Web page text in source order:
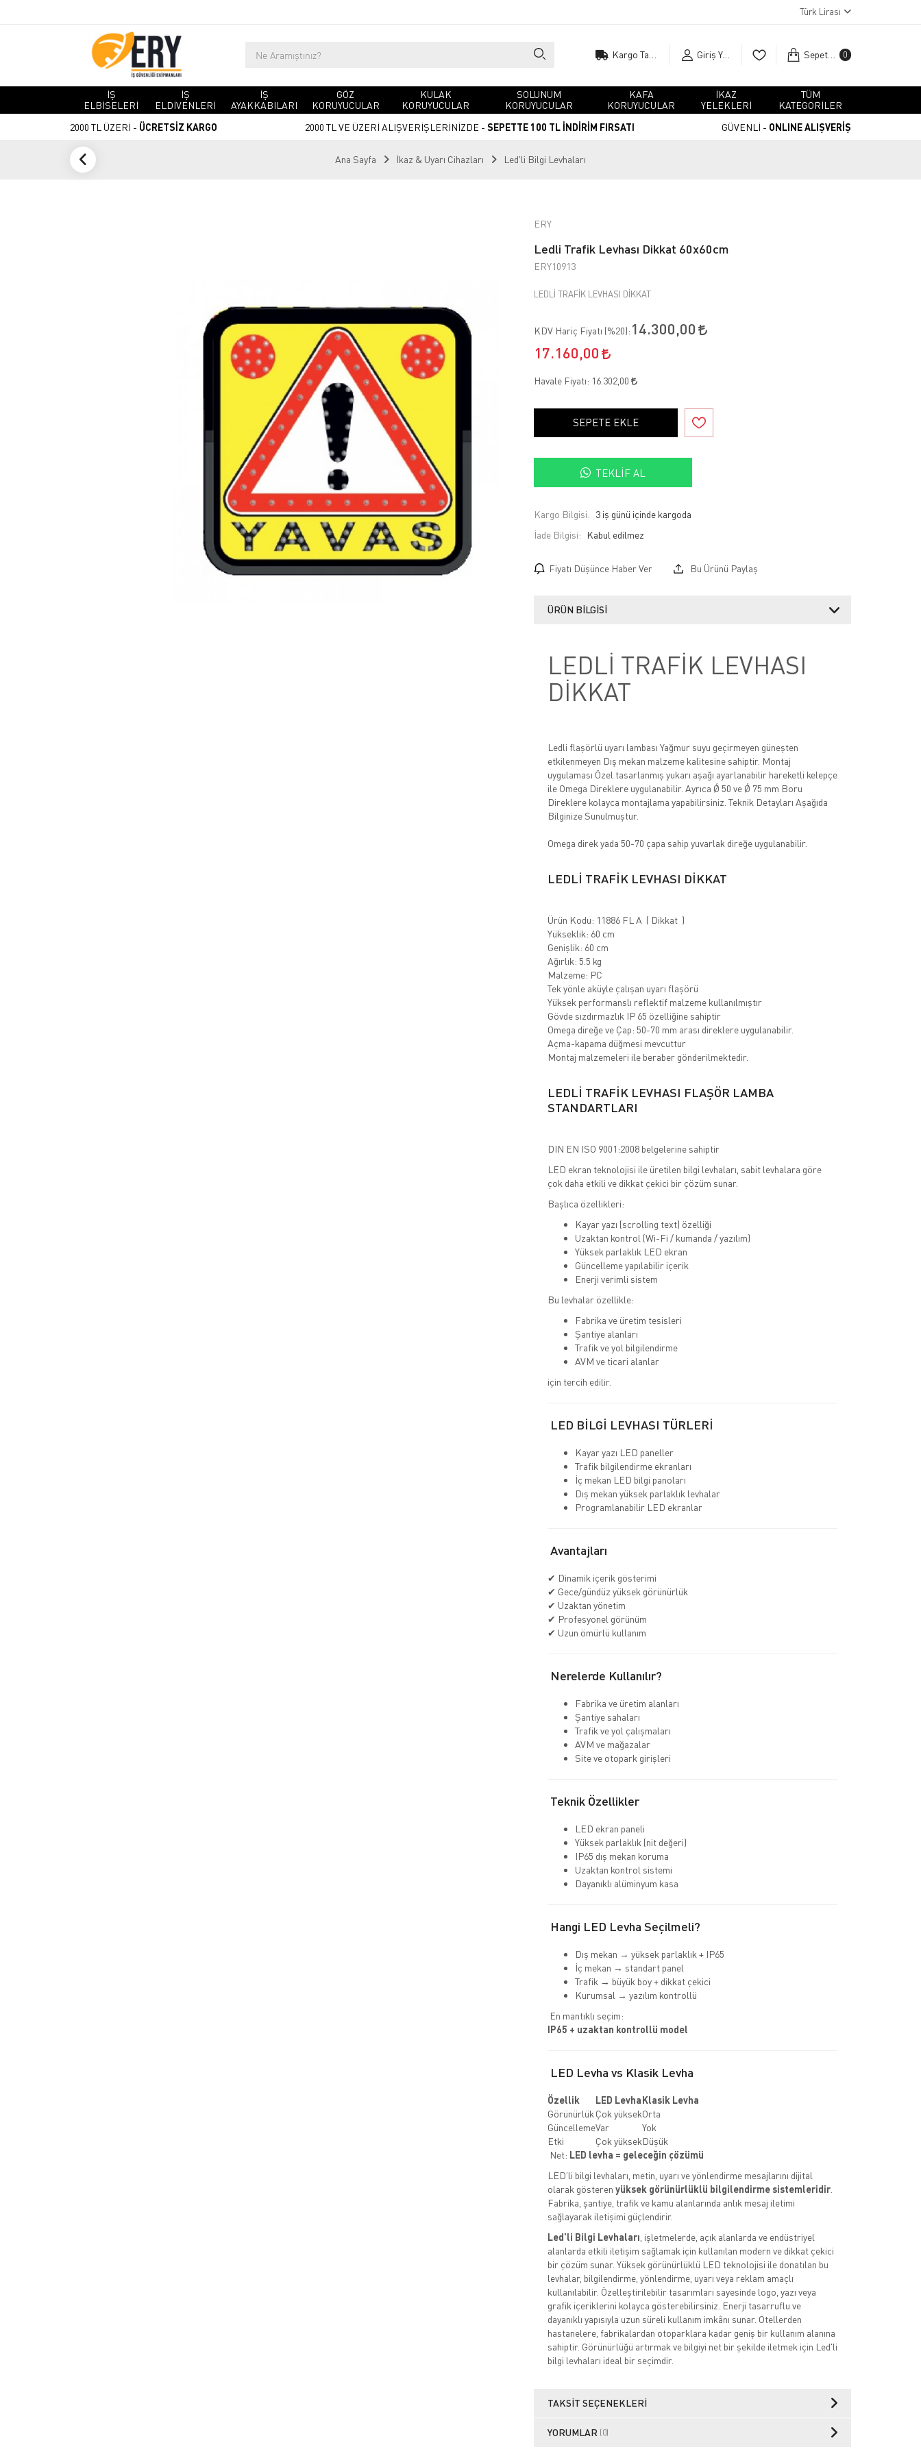
Türk Lirası
Giriş Yap Sepetim 0
İŞ
ELBİSELERİ
İŞ
ELDİVENLERİ
İŞ
AYAKKABILARI
GÖZ
KORUYUCULAR
KULAK
KORUYUCULAR
SOLUNUM
KORUYUCULAR
KAFA
KORUYUCULAR
İKAZ
YELEKLERİ
TÜM
KATEGORİLER
2000 TL ÜZERİ - ÜCRETSİZ KARGO 2000 TL VE ÜZERİ ALIŞVERİŞLERİNİZDE - SEPETTE 100 TL İNDİRİM FIRSATI GÜVENLİ - ONLINE ALIŞVERİŞ
Ana Sayfa İkaz & Uyarı Cihazları Led'li Bilgi Levhaları
ERY
Ledli Trafik Levhası Dikkat 60x60cm
ERY10913
LEDLİ TRAFİK LEVHASI DİKKAT
KDV Hariç Fiyatı (%20): 14.300,00
17.160,00
Havale Fiyatı: 16.302,00
SEPETE EKLE
TEKLIF AL
Kargo Bilgisi: 3 iş günü içinde kargoda
İade Bilgisi:
Fiyatı Düşünce Haber Ver Bu Ürünü Paylaş
ÜRÜN BILGISI
LEDLİ TRAFİK LEVHASI
DİKKAT
Ledli flaşörlü uyarı lambası Yağmur suyu geçirmeyen güneşten
etkilenmeyen Dış mekan malzeme kalitesine sahiptir. Montaj
uygulaması Özel tasarlanmış yukarı aşağı ayarlanabilir hareketli kelepçe
ile Omega Direklere uygulanabilir. Ayrıca Ǿ 50 ve Ǿ 75 mm Boru
Direklere kolayca montajlama yapabilirsiniz. Teknik Detayları Aşağıda
Bilginize Sunulmuştur.
Omega direk yada 50-70 çapa sahip yuvarlak direğe uygulanabilir.
LEDLİ TRAFİK LEVHASI DİKKAT
Ürün Kodu: 11886 FL A ( Dikkat )
Yükseklik: 60 cm
Genişlik: 60 cm
Ağırlık: 5.5 kg
Malzeme: PC
Tek yönle aküyle çalışan uyarı flaşörü
Yüksek performanslı reflektif malzeme kullanılmıştır
Gövde sızdırmazlık IP 65 özelliğine sahiptir
Omega direğe ve Çap: 50-70 mm arası direklere uygulanabilir.
Açma-kapama düğmesi mevcuttur
Montaj malzemeleri ile beraber gönderilmektedir.
LEDLİ TRAFİK LEVHASI FLAŞÖR LAMBA
STANDARTLARI
DIN EN ISO 9001:2008 belgelerine sahiptir
LED ekran teknolojisi ile üretilen bilgi levhaları, sabit levhalara göre
çok daha etkili ve dikkat çekici bir çözüm sunar.
Başlıca özellikleri:
Kayar yazı (scrolling text) özelliği
Uzaktan kontrol (Wi-Fi / kumanda / yazılım)
Yüksek parlaklık LED ekran
Güncelleme yapılabilir içerik
Enerji verimli sistem
Bu levhalar özellikle:
Fabrika ve üretim tesisleri
Şantiye alanları
Trafik ve yol bilgilendirme
AVM ve ticari alanlar
için tercih edilir.
LED BİLGİ LEVHASI TÜRLERİ
Kayar yazı LED paneller
Trafik bilgilendirme ekranları
İç mekan LED bilgi panoları
Dış mekan yüksek parlaklık levhalar
Programlanabilir LED ekranlar
Avantajları
✔ Dinamik içerik gösterimi
✔ Gece/gündüz yüksek görünürlük
✔ Uzaktan yönetim
✔ Profesyonel görünüm
✔ Uzun ömürlü kullanım
Nerelerde Kullanılır?
Fabrika ve üretim alanları
Şantiye sahaları
Trafik ve yol çalışmaları
AVM ve mağazalar
Site ve otopark girişleri
Teknik Özellikler
LED ekran paneli
Yüksek parlaklık (nit değeri)
IP65 dış mekan koruma
Uzaktan kontrol sistemi
Dayanıklı alüminyum kasa
Hangi LED Levha Seçilmeli?
Dış mekan → yüksek parlaklık + IP65
İç mekan → standart panel
Trafik → büyük boy + dikkat çekici
Kurumsal → yazılım kontrollü
En mantıklı seçim:
IP65 + uzaktan kontrollü model
LED Levha vs Klasik Levha
Özellik LED LevhaKlasik Levha
Görünürlük Çok yüksekOrta
GüncellemeVar
Yok
Etki
Çok yüksekDüşük
Net: LED levha = geleceğin çözümü
LED’li bilgi levhaları, metin, uyarı ve yönlendirme mesajlarını dijital
olarak gösteren yüksek görünürlüklü bilgilendirme sistemleridir.
Fabrika, şantiye, trafik ve kamu alanlarında anlık mesaj iletimi
sağlayarak iletişimi güçlendirir.
Led'li Bilgi Levhaları , işletmelerde, açık alanlarda ve endüstriyel
alanlarda etkili iletişim sağlamak için kullanılan modern ve dikkat çekici
bir çözüm sunar. Yüksek görünürlüklü LED teknolojisi ile donatılan bu
levhalar, bilgilendirme, yönlendirme, uyarı veya reklam amaçlı
kullanılabilir. Özelleştirilebilir tasarımları sayesinde logo, yazı veya
grafik içeriklerini kolayca gösterebilirsiniz. Enerji tasarruflu ve
dayanıklı yapısıyla uzun süreli kullanım imkânı sunar. Otellerden
hastanelere, fabrikalardan otoparklara kadar geniş bir kullanım alanına
sahiptir. Görünürlüğü artırmak ve bilgiyi net bir şekilde iletmek için Led'li
bilgi levhaları ideal bir seçimdir.
TAKSIT SEÇENEKLERI
YORUMLAR (0)